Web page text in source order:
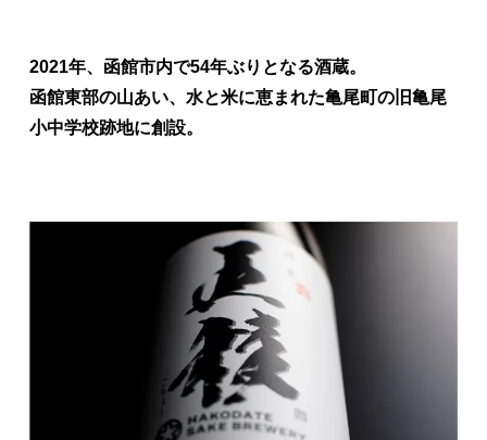
2021年、函館市内で54年ぶりとなる酒蔵。
函館東部の山あい、水と米に恵まれた亀尾町の旧亀尾
小中学校跡地に創設。